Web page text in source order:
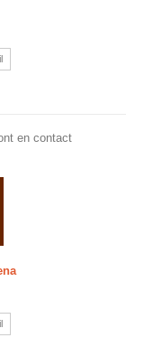
en contact